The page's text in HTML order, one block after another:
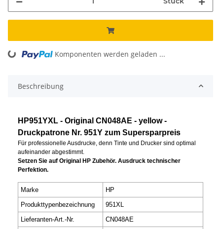
Komponenten werden geladen ...
Beschreibung
HP951YXL - Original CN048AE - yellow -
Druckpatrone Nr. 951Y zum Supersparpreis
Für professionelle Ausdrucke, denn Tinte und Drucker sind optimal
aufeinander abgestimmt.
Setzen Sie auf Original HP Zubehör. Ausdruck technischer
Perfektion.
Marke
HP
Produkttypenbezeichnung
951XL
Lieferanten-Art.-Nr.
CN048AE